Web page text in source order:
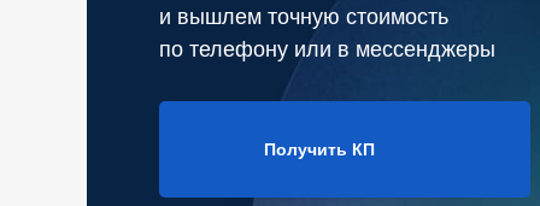
и вышлем точную стоимость
по телефону или в мессенджеры
Получить КП